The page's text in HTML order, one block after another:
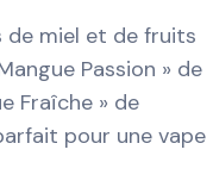
de miel et de fruits
Passion » de
Fraîche » de
pour une vape